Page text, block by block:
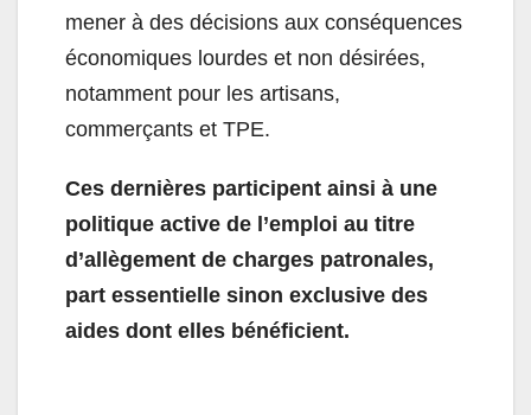
mener à des décisions aux conséquences
économiques lourdes et non désirées,
notamment pour les artisans,
commerçants et TPE.
Ces dernières participent ainsi à une
politique active de l’emploi au titre
d’allègement de charges patronales,
part essentielle sinon exclusive des
aides dont elles bénéficient.